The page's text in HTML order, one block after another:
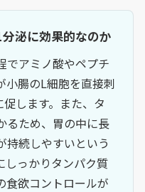
泌に効果的なのか
でアミノ酸やペプチ
小腸のL細胞を直接刺
します。また、タ
るため、胃の中に長
持続しやすいという
しっかりタンパク質
食欲コントロールが